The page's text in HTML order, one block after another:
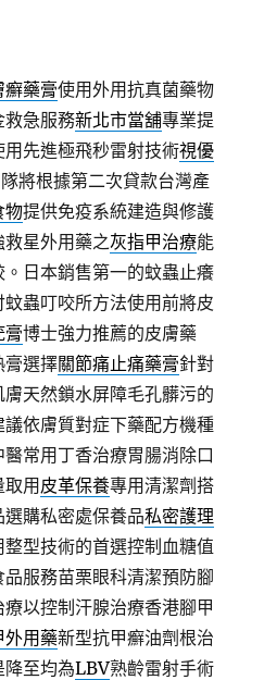
癬藥膏使用外用抗真菌藥物
救急服務新北市當舖專業提
先進極飛秒雷射技術視優
將根據第二次貸款台灣產
物提供免疫系統建造與修護
救星外用藥之灰指甲治療能
日本銷售第一的蚊蟲止癢
蚊蟲叮咬所方法使用前將皮
膏博士強力推薦的皮膚藥
膏選擇關節痛止痛藥膏針對
天然鎖水屏障毛孔髒污的
依膚質對症下藥配方機種
醫常用丁香治療胃腸消除口
用 皮革保養專用清潔劑搭
購私密處保養品私密護理
型技術的首選控制血糖值
服務苗栗眼科清潔預防腳
療以控制汗腺治療香港腳甲
外用藥新型抗甲癬油劑根治
降至均為LBV熟齡雷射手術